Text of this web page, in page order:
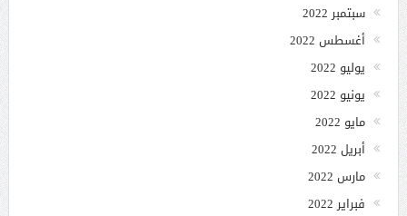
سبتمبر 2022
أغسطس 2022
يوليو 2022
يونيو 2022
مايو 2022
أبريل 2022
مارس 2022
فبراير 2022